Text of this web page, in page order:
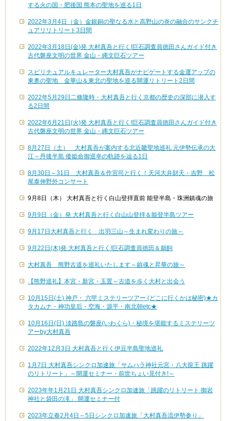
する火の国・肥後国 熊本の聖地を巡る1日
2022年3月4日（金）金銀銅の聖なる水と高野山の炎の融合のサンクチ
ュアリリトリート3日間
2022年3月18日(金)発 大村真吾と行く!巨石調査員徳田さんガイド付き
古代磐座文明の世界 金山・縄文巨石ツアー
スピリチュアルキュレーター大村真吾がナビゲートする金運アップの
東奥の聖地 金華山＆東北の聖地を巡る開運リトリート2日間
2022年5月29日二條隆時・大村真吾と行く京都の歴史の深部に潜入す
る2日間
2022年6月21日(火)発 大村真吾と行く!巨石調査員徳田さんガイド付き
古代磐座文明の世界 金山・縄文巨石ツアー
8月27日（土） 大村真吾が案内する北近畿聖地巡礼 元伊勢伝承の大
江～丹後半島 倭姫命御巡幸の軌跡を辿る1日
8月30日～31日 大村真吾＆作宮司と行く！天河大弁財天・吉野 松
尾泰伸野外コンサート
9月8日（木） 大村真吾と行く白山登拝直前 能登半島・珠洲鎮魂の旅
9月9日（金）発 大村真吾と行く白山山登拝＆能登半島ツアー
9月17日大村真吾と行く 出羽三山～生まれ変わりの旅～
9月22日(木)発 大村真吾と行く!巨石調査員徳田＆鵜飼
大村真吾 熊野古道を巡礼いたします～鎮魂と昇華の旅～
【熊野巡礼】本宮・新宮・玉置～古道を歩く大村と出会う
10月15日(土) 神戸・ 六甲ミステリーツアー (どこに行くかは秘密)★カ
タカムナ・神功皇后・空海・源平・南北朝etc★
10月16日(日) 淡路島の磐座(いわくら)・秘境を堪能するミステリーツ
アーby大村真吾
2022年12月3日 大村真吾と行く伊豆半島聖地巡礼
1月7日 大村真吾シンクロ加速旅「サムハラ神社元宮・八大龍王 跳躍
のリトリート」～開運セミナー・前世ちょい見付き!～
2023年年1月21日 大村真吾シンクロ加速旅「跳躍のリトリート 御岩
神社と袋田の滝」 開運セミナー付
2023年立春2月4日～5日シンクロ加速旅「大村真吾流伊勢参り」